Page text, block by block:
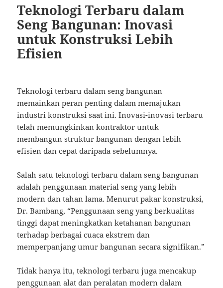
Teknologi Terbaru dalam
Seng Bangunan: Inovasi
untuk Konstruksi Lebih
Efisien
Teknologi terbaru dalam seng bangunan
memainkan peran penting dalam memajukan
industri konstruksi saat ini. Inovasi-inovasi terbaru
telah memungkinkan kontraktor untuk
membangun struktur bangunan dengan lebih
efisien dan cepat daripada sebelumnya.
Salah satu teknologi terbaru dalam seng bangunan
adalah penggunaan material seng yang lebih
modern dan tahan lama. Menurut pakar konstruksi,
Dr. Bambang, “Penggunaan seng yang berkualitas
tinggi dapat meningkatkan ketahanan bangunan
terhadap berbagai cuaca ekstrem dan
memperpanjang umur bangunan secara signifikan.”
Tidak hanya itu, teknologi terbaru juga mencakup
penggunaan alat dan peralatan modern dalam